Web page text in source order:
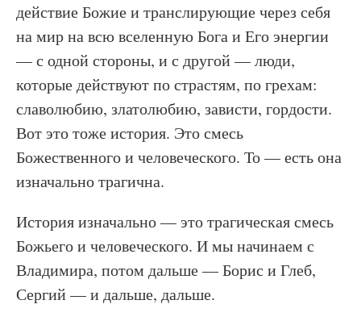
действие Божие и транслирующие через себя
на мир на всю вселенную Бога и Его энергии
— с одной стороны, и с другой — люди,
которые действуют по страстям, по грехам:
славолюбию, златолюбию, зависти, гордости.
Вот это тоже история. Это смесь
Божественного и человеческого. То — есть она
изначально трагична.
История изначально — это трагическая смесь
Божьего и человеческого. И мы начинаем с
Владимира, потом дальше — Борис и Глеб,
Сергий — и дальше, дальше.